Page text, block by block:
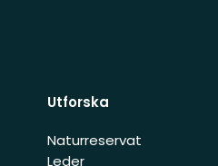
Utforska
Naturreservat
Leder